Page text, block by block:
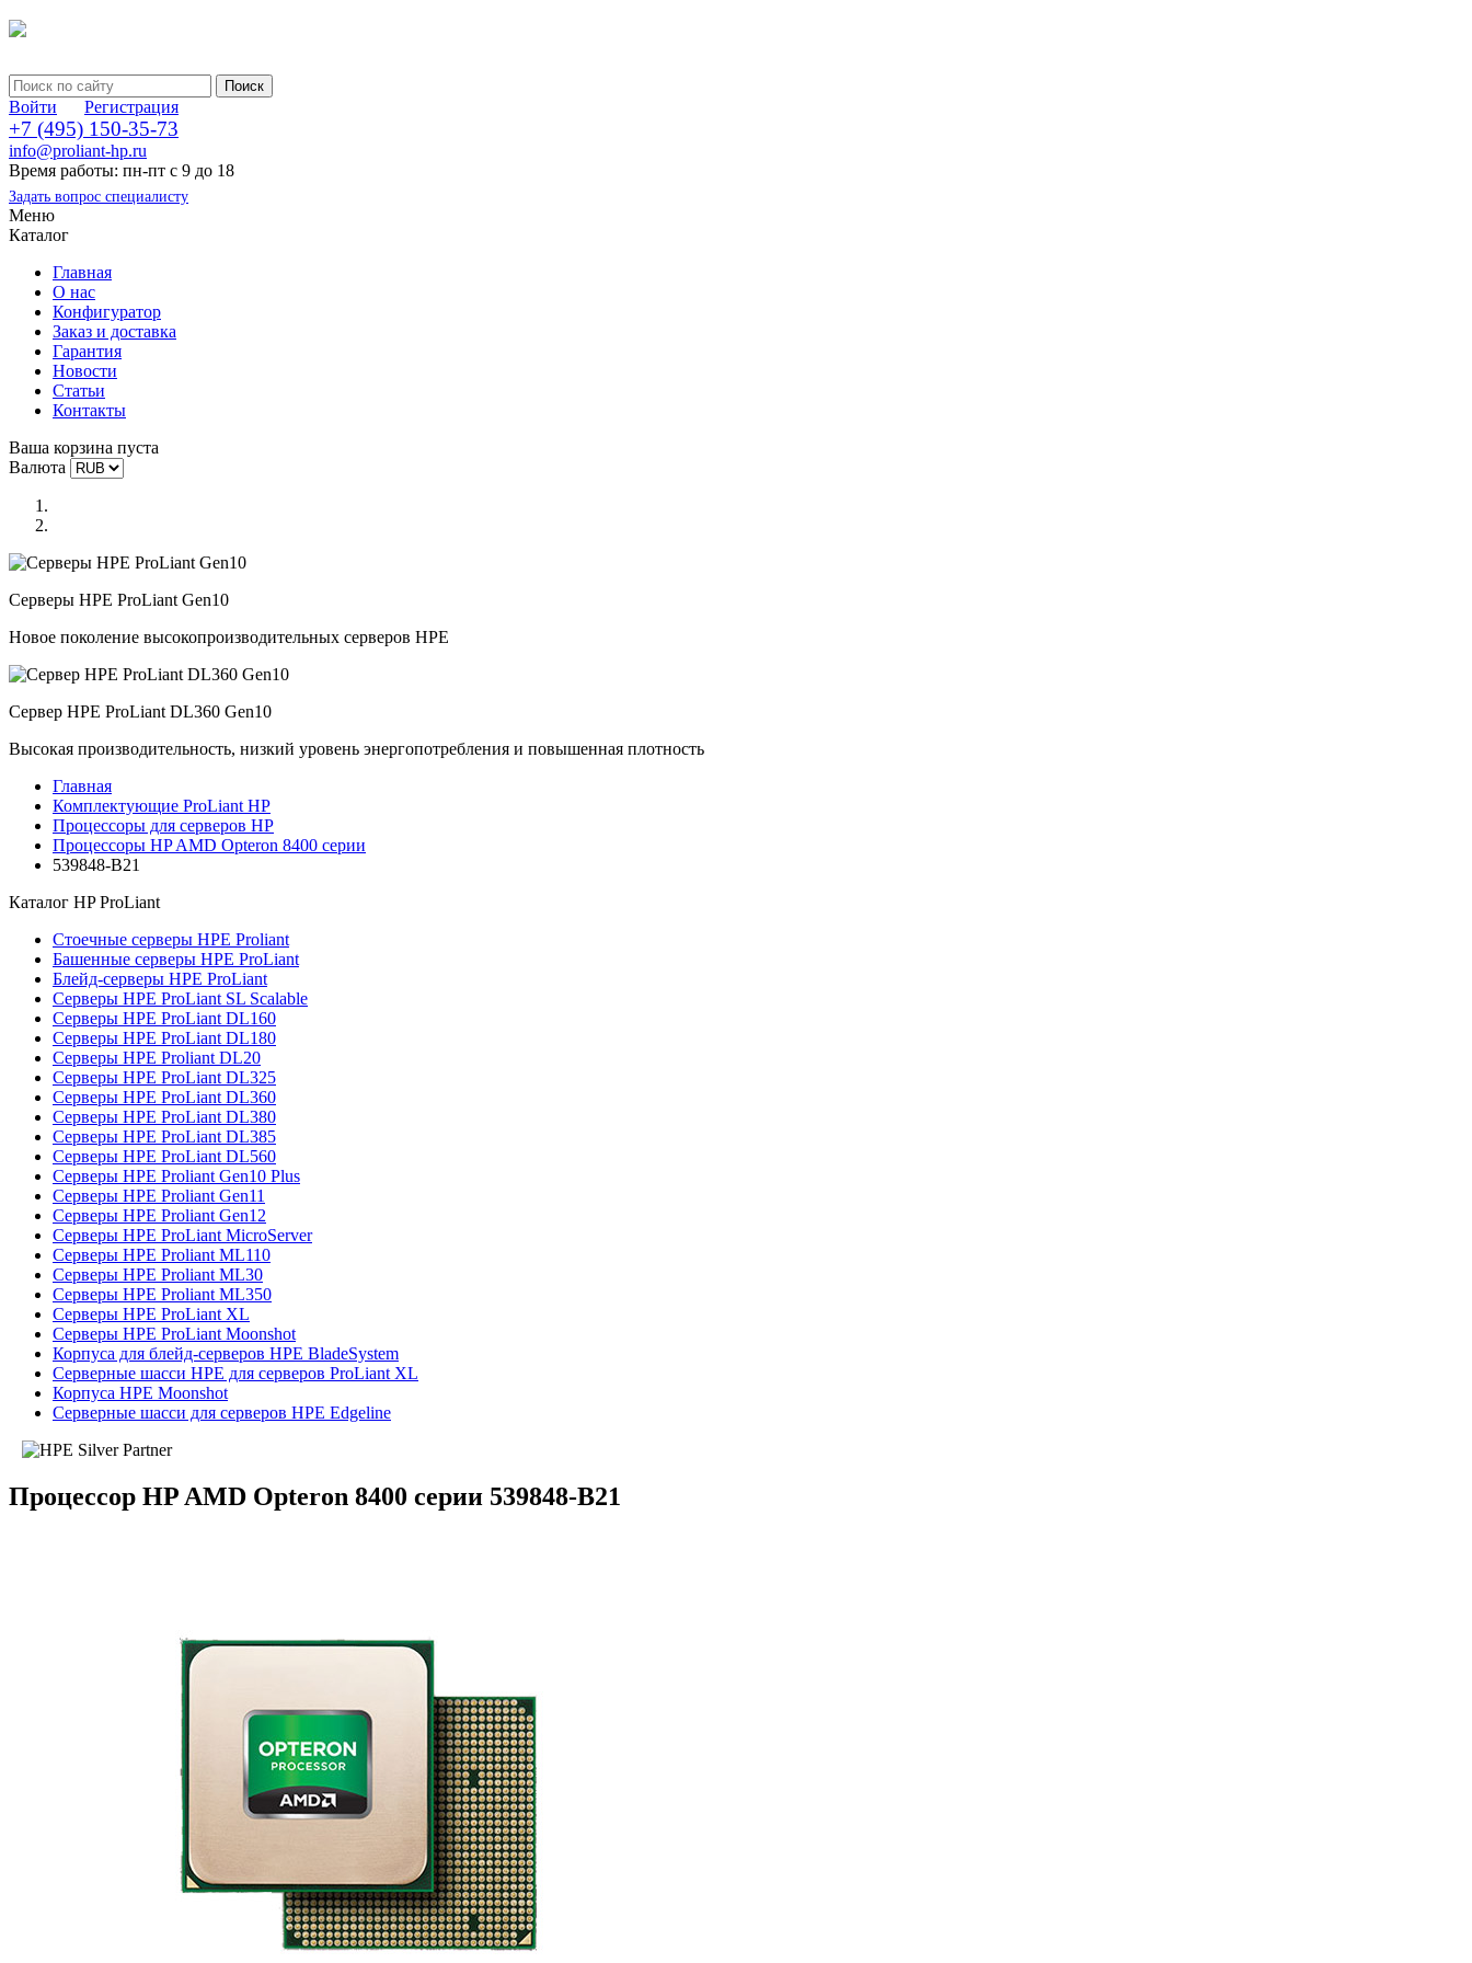
Войти Регистрация
+7 (495) 150-35-73
info@proliant-hp.ru
Время работы: пн-пт с 9 до 18
Задать вопрос специалисту
Меню
Каталог
Главная
О нас
Конфигуратор
Заказ и доставка
Гарантия
Новости
Статьи
Контакты
Ваша корзина пуста
Валюта
Серверы HPE ProLiant Gen10
Новое поколение высокопроизводительных серверов HPE
Сервер HPE ProLiant DL360 Gen10
Высокая производительность, низкий уровень энергопотребления и повышенная плотность
Главная
Комплектующие ProLiant HP
Процессоры для серверов HP
Процессоры HP AMD Opteron 8400 серии
539848-B21
Каталог HP ProLiant
Стоечные серверы HPE Proliant
Башенные серверы HPE ProLiant
Блейд-серверы HPE ProLiant
Серверы HPE ProLiant SL Scalable
Серверы HPE ProLiant DL160
Серверы HPE ProLiant DL180
Серверы HPE Proliant DL20
Серверы HPE ProLiant DL325
Серверы HPE ProLiant DL360
Серверы HPE ProLiant DL380
Серверы HPE ProLiant DL385
Серверы HPE ProLiant DL560
Серверы HPE Proliant Gen10 Plus
Серверы HPE Proliant Gen11
Серверы HPE Proliant Gen12
Серверы HPE ProLiant MicroServer
Серверы HPE Proliant ML110
Серверы HPE Proliant ML30
Серверы HPE Proliant ML350
Серверы HPE ProLiant XL
Серверы HPE ProLiant Moonshot
Корпуса для блейд-серверов HPE BladeSystem
Серверные шасси HPE для серверов ProLiant XL
Корпуса HPE Moonshot
Серверные шасси для серверов HPE Edgeline
Процессор HP AMD Opteron 8400 серии 539848-B21